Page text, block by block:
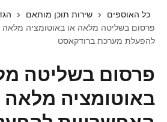
כל האוספים שירות תוכן מותאם
פרסום בשליטה מלאה או באוטומציה
להפעלת מערכת ברודקאסט
פרסום בשליטה
באוטומציה